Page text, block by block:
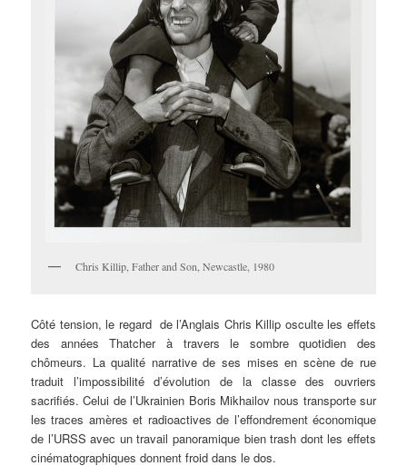
Chris Killip, Father and Son, Newcastle, 1980
Côté tension, le regard de l’Anglais Chris Killip osculte les effets
des années Thatcher à travers le sombre quotidien des
chômeurs. La qualité narrative de ses mises en scène de rue
traduit l’impossibilité d’évolution de la classe des ouvriers
sacrifiés. Celui de l’Ukrainien Boris Mikhailov nous transporte sur
les traces amères et radioactives de l’effondrement économique
de l’URSS avec un travail panoramique bien trash dont les effets
cinématographiques donnent froid dans le dos.